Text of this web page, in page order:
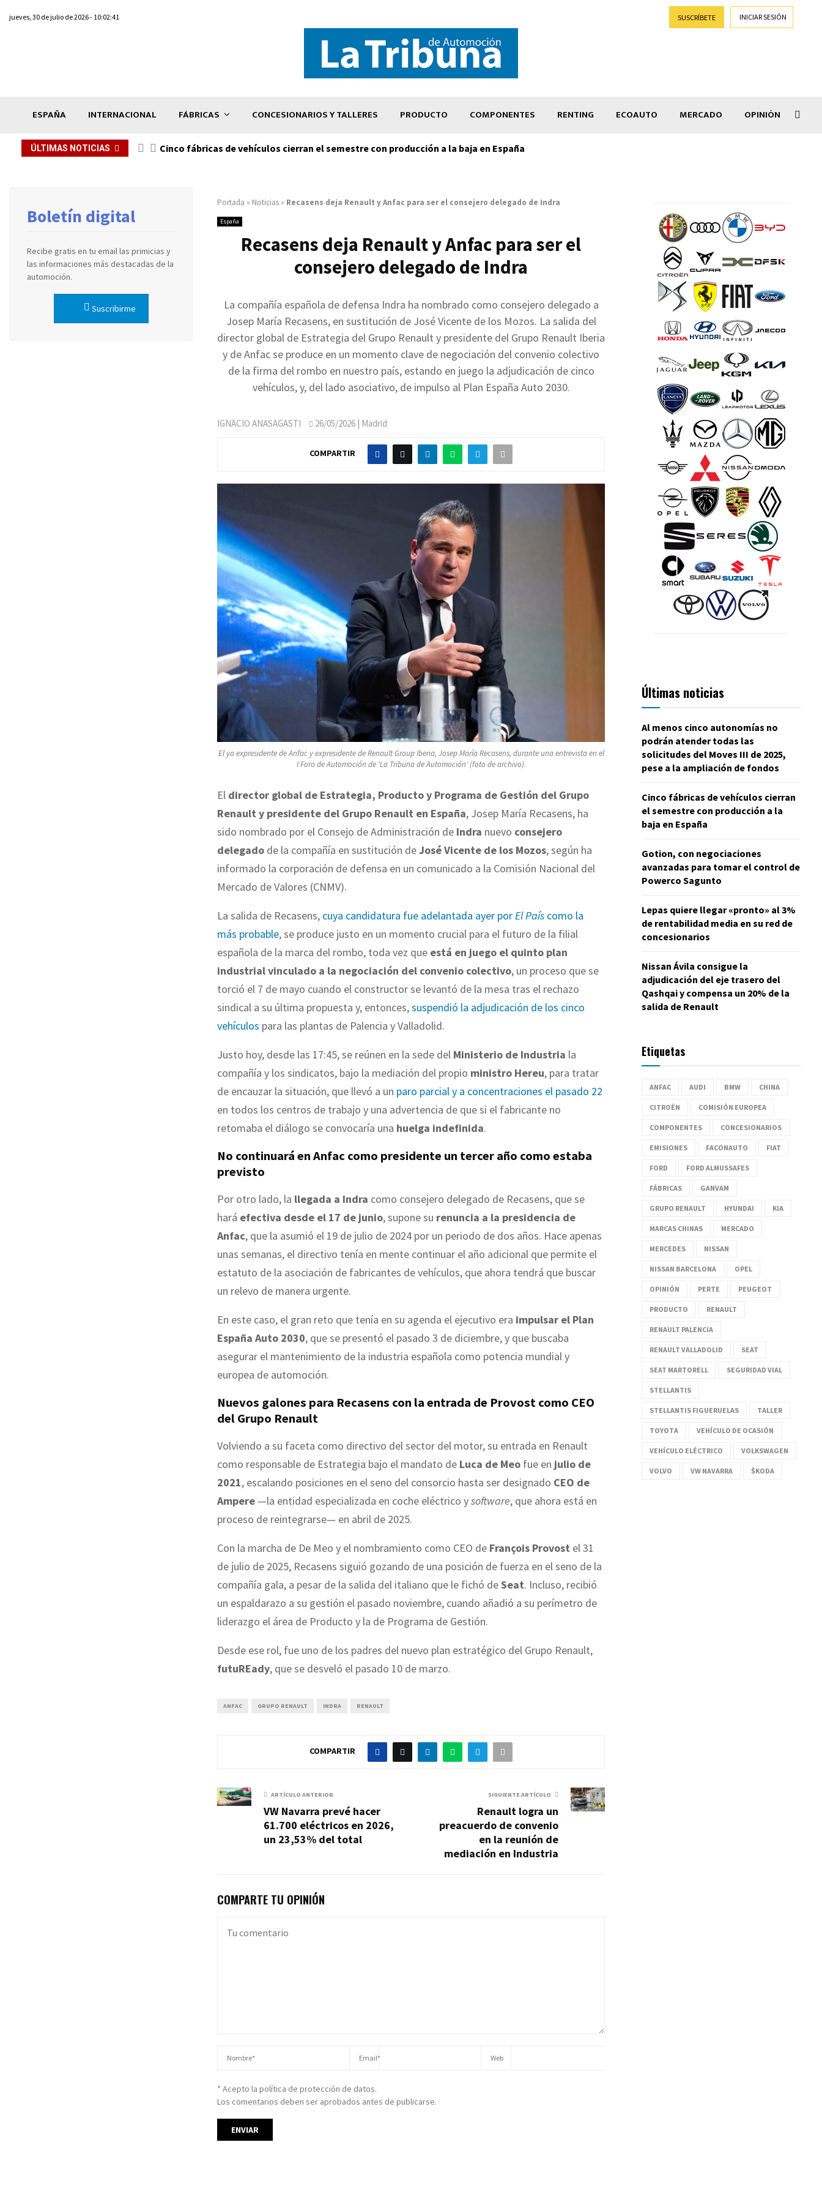
jueves, 30 de julio de 2026 - 10:02:41 SUSCRÍBETE INICIAR SESIÓN
ESPAÑA INTERNACIONAL FÁBRICAS CONCESIONARIOS Y TALLERES PRODUCTO COMPONENTES RENTING ECOAUTO MERCADO OPINIÓN
ÚLTIMAS NOTICIAS Cinco fábricas de vehículos cierran el semestre con producción a la baja en España
Portada » Noticias » Recasens deja Renault y Anfac para ser el consejero delegado de Indra
España
Recasens deja Renault y Anfac para ser el
consejero delegado de Indra
La compañía española de defensa Indra ha nombrado como consejero delegado a
Josep María Recasens, en sustitución de José Vicente de los Mozos. La salida del
director global de Estrategia del Grupo Renault y presidente del Grupo Renault Iberia
y de Anfac se produce en un momento clave de negociación del convenio colectivo
de la firma del rombo en nuestro país, estando en juego la adjudicación de cinco
vehículos, y, del lado asociativo, de impulso al Plan España Auto 2030.
IGNACIO ANASAGASTI 26/05/2026 | Madrid
COMPARTIR
El ya expresidente de Anfac y expresidente de Renault Group Iberia, Josep María Recasens, durante una entrevista en el
I Foro de Automoción de 'La Tribuna de Automoción' (foto de archivo).
El director global de Estrategia, Producto y Programa de Gestión del Grupo
Renault y presidente del Grupo Renault en España, Josep María Recasens, ha
sido nombrado por el Consejo de Administración de Indra nuevo consejero
delegado de la compañía en sustitución deJosé Vicente de los Mozos, según ha
informado la corporación de defensa en un comunicado a la Comisión Nacional del
Mercado de Valores (CNMV).
La salida de Recasens, cuya candidatura fue adelantada ayer porEl País como la
más probable, se produce justo en un momento crucial para el futuro de la filial
española de la marca del rombo, toda vez que está en juego el quinto plan
industrial vinculado a la negociación del convenio colectivo, un proceso que se
torció el 7 de mayo cuando el constructor se levantó de la mesa tras el rechazo
sindical a su última propuesta y, entonces,suspendió la adjudicación de los cinco
vehículos para las plantas de Palencia y Valladolid.
Justo hoy, desde las 17:45, se reúnen en la sede del Ministerio de Industria la
compañía y los sindicatos, bajo la mediación del propio ministro Hereu, para tratar
de encauzar la situación, que llevó a un paro parcial y a concentraciones el pasado 22
en todos los centros de trabajo y una advertencia de que si el fabricante no
retomaba el diálogo se convocaría una huelga indefinida.
No continuará en Anfac como presidente un tercer año como estaba
previsto
Por otro lado, la llegada a Indra como consejero delegado de Recasens, que se
hará efectiva desde el 17 de junio, supone su renuncia a la presidencia de
Anfac, que la asumió el 19 de julio de 2024 por un periodo de dos años. Hace apenas
unas semanas, el directivo tenía en mente continuar el año adicional que permite el
estatuto de la asociación de fabricantes de vehículos, que ahora tendrá que buscar
un relevo de manera urgente.
En este caso, el gran reto que tenía en su agenda el ejecutivo era impulsar el Plan
España Auto 2030, que se presentó el pasado 3 de diciembre, y que buscaba
asegurar el mantenimiento de la industria española como potencia mundial y
europea de automoción.
Nuevos galones para Recasens con la entrada de Provost como CEO
del Grupo Renault
Volviendo a su faceta como directivo del sector del motor, su entrada en Renault
como responsable de Estrategia bajo el mandato de Luca de Meo fue en julio de
2021, escalando posiciones en el seno del consorcio hasta ser designado CEO de
Ampere —la entidad especializada en coche eléctrico ysoftware, que ahora está en
proceso de reintegrarse— en abril de 2025.
Con la marcha de De Meo y el nombramiento como CEO de François Provost el 31
de julio de 2025, Recasens siguió gozando de una posición de fuerza en el seno de la
compañía gala, a pesar de la salida del italiano que le fichó deSeat. Incluso, recibió
un espaldarazo a su gestión el pasado noviembre, cuando añadió a su perímetro de
liderazgo el área de Producto y la de Programa de Gestión.
Desde ese rol, fue uno de los padres del nuevo plan estratégico del Grupo Renault,
futuREady, que se desveló el pasado 10 de marzo.
ANFAC GRUPO RENAULT INDRA RENAULT
COMPARTIR
ARTÍCULO ANTERIOR
VW Navarra prevé hacer
61.700 eléctricos en 2026,
un 23,53% del total
SIGUIENTE ARTÍCULO
Renault logra un
preacuerdo de convenio
en la reunión de
mediación en Industria
COMPARTE TU OPINIÓN
* Acepto la política de protección de datos.
Los comentarios deben ser aprobados antes de publicarse.
Boletín digital
Recibe gratis en tu email las primicias y
las informaciones más destacadas de la
automoción.
Suscribirme
Últimas noticias
Al menos cinco autonomías no
podrán atender todas las
solicitudes del Moves III de 2025,
pese a la ampliación de fondos
Cinco fábricas de vehículos cierran
el semestre con producción a la
baja en España
Gotion, con negociaciones
avanzadas para tomar el control de
Powerco Sagunto
Lepas quiere llegar «pronto» al 3%
de rentabilidad media en su red de
concesionarios
Nissan Ávila consigue la
adjudicación del eje trasero del
Qashqai y compensa un 20% de la
salida de Renault
Etiquetas
ANFAC AUDI BMW CHINA
CITROËN COMISIÓN EUROPEA
COMPONENTES CONCESIONARIOS
EMISIONES FACONAUTO FIAT
FORD FORD ALMUSSAFES
FÁBRICAS GANVAM
GRUPO RENAULT HYUNDAI KIA
MARCAS CHINAS MERCADO
MERCEDES NISSAN
NISSAN BARCELONA OPEL
OPINIÓN PERTE PEUGEOT
PRODUCTO RENAULT
RENAULT PALENCIA
RENAULT VALLADOLID SEAT
SEAT MARTORELL SEGURIDAD VIAL
STELLANTIS
STELLANTIS FIGUERUELAS TALLER
TOYOTA VEHÍCULO DE OCASIÓN
VEHÍCULO ELÉCTRICO VOLKSWAGEN
VOLVO VW NAVARRA ŠKODA